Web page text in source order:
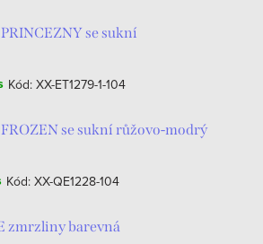
se sukní
Kód: XX-ET1279-1-104
se sukní růžovo-modrý
Kód: XX-QE1228-104
zmrzliny barevná